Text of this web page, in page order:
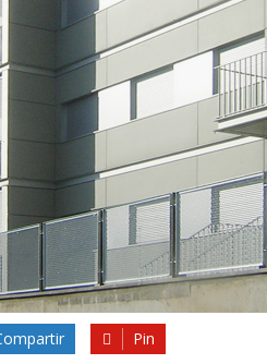
Pin